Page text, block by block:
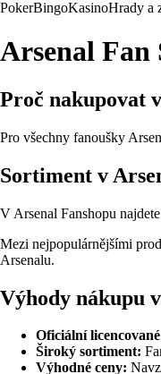
PokerBingoKasinoHrady a
Arsenal Fan
Proč nakupovat
Pro všechny fanoušky
Sortiment v
V Arsenal Fanshopu
Mezi nejpopulárnějšími
Arsenalu.
Výhody nákupu
Oficiální
Široký sortiment:
Výhodné ceny: